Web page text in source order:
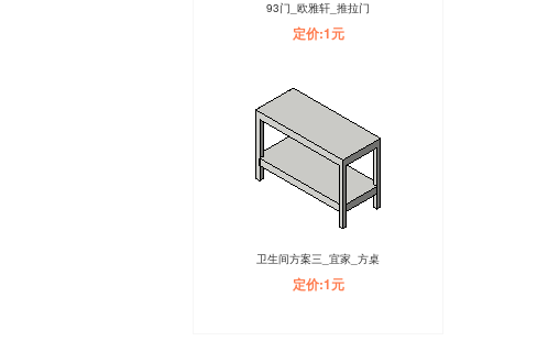
93门_欧雅轩_推拉门
定价:1元
卫生间方案三_宜家_方桌
定价:1元